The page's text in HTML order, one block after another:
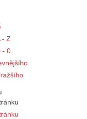
- Z
- 0